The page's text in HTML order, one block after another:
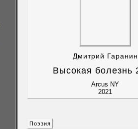
Дмитрий Гаранин
Высокая болезнь
Arcus NY
2021
Поэзия